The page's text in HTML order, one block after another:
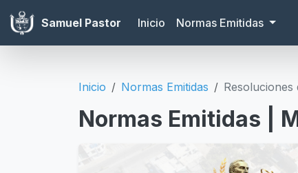
Samuel Pastor Inicio Normas Emitidas
Inicio Normas Emitidas Resoluciones
Normas Emitidas |